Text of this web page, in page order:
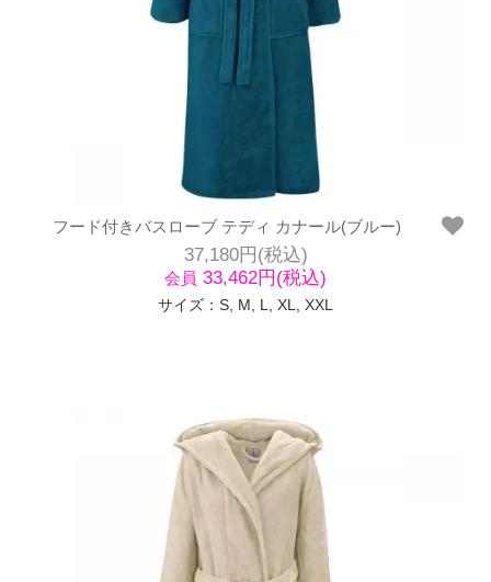
フード付きバスローブ テディ カナール(ブルー)
37,180円(税込)
会員 33,462円(税込)
サイズ：S, M, L, XL, XXL